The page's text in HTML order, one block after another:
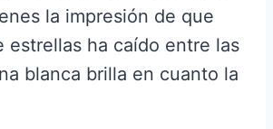
la impresión de que
estrellas ha caído entre las
blanca brilla en cuanto la